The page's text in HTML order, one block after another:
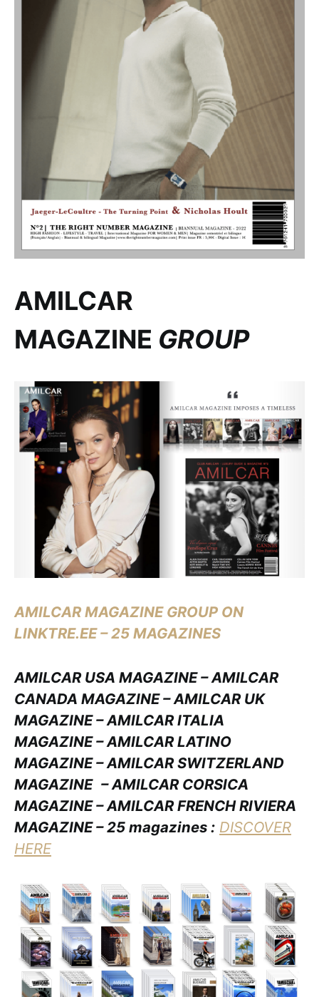
AMILCAR
MAGAZINE GROUP
AMILCAR MAGAZINE GROUP ON
LINKTRE.EE – 25 MAGAZINES
AMILCAR USA MAGAZINE – AMILCAR
CANADA MAGAZINE – AMILCAR UK
MAGAZINE – AMILCAR ITALIA
MAGAZINE – AMILCAR LATINO
MAGAZINE – AMILCAR SWITZERLAND
MAGAZINE – AMILCAR CORSICA
MAGAZINE – AMILCAR FRENCH RIVIERA
MAGAZINE – 25 magazines : DISCOVER
HERE